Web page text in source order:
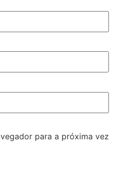
para a próxima vez